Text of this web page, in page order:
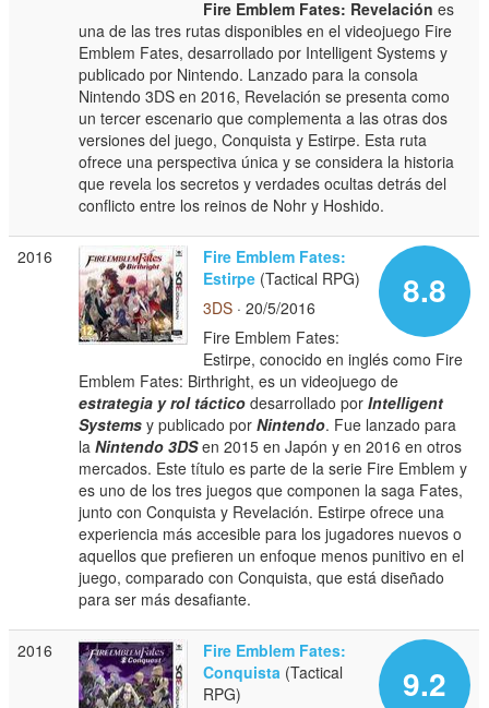
Fire Emblem Fates: Revelación es
una de las tres rutas disponibles en el videojuego Fire
Emblem Fates, desarrollado por Intelligent Systems y
publicado por Nintendo. Lanzado para la consola
Nintendo 3DS en 2016, Revelación se presenta como
un tercer escenario que complementa a las otras dos
versiones del juego, Conquista y Estirpe. Esta ruta
ofrece una perspectiva única y se considera la historia
que revela los secretos y verdades ocultas detrás del
conflicto entre los reinos de Nohr y Hoshido.
2016
8.8
Fire Emblem Fates:
Estirpe (Tactical RPG)
3DS · 20/5/2016
Fire Emblem Fates:
Estirpe, conocido en inglés como Fire
Emblem Fates: Birthright, es un videojuego de
estrategia y rol táctico desarrollado porIntelligent
Systems y publicado porNintendo. Fue lanzado para
laNintendo 3DSen 2015 en Japón y en 2016 en otros
mercados. Este título es parte de la serie Fire Emblem y
es uno de los tres juegos que componen la saga Fates,
junto con Conquista y Revelación. Estirpe ofrece una
experiencia más accesible para los jugadores nuevos o
aquellos que prefieren un enfoque menos punitivo en el
juego, comparado con Conquista, que está diseñado
para ser más desafiante.
2016
9.2
Fire Emblem Fates:
Conquista (Tactical
RPG)